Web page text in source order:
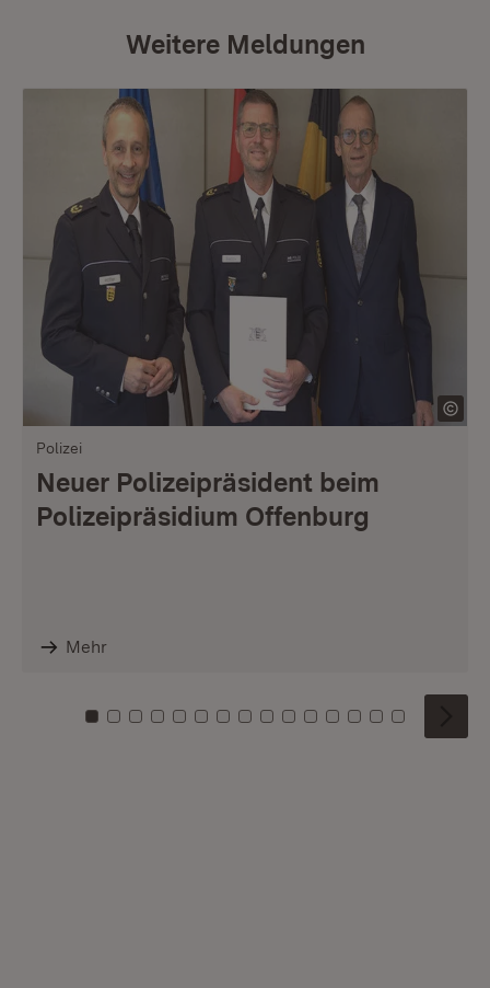
Weitere Meldungen
Polizei
Neuer Polizeipräsident beim
Polizeipräsidium Offenburg
Mehr
Zu Kachel: 0
Zu Kachel: 1
Zu Kachel: 2
Zu Kachel: 3
Zu Kachel: 4
Zu Kachel: 5
Zu Kachel: 6
Zu Kachel: 7
Zu Kachel: 8
Zu Kachel: 9
Zu Kachel: 10
Zu Kachel: 11
Zu Kachel: 12
Zu Kachel:
Zu